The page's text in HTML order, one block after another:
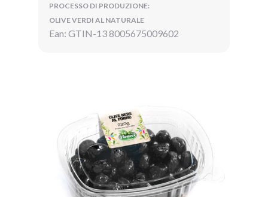
PROCESSO DI PRODUZIONE:
OLIVE VERDI AL NATURALE
Ean: GTIN-13 8005675009602